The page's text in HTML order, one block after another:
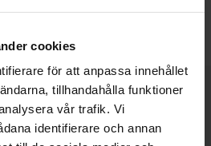
cookies
för att anpassa innehållet
tillhandahålla funktioner
vår trafik. Vi
identifierare och annan
med våra